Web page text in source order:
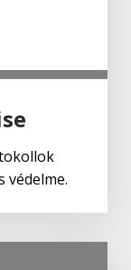
védelme.